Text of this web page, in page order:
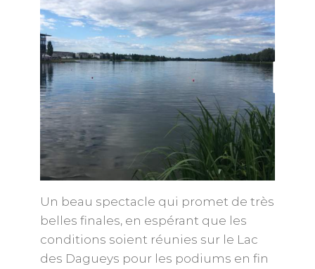
Un beau spectacle qui promet de très
belles finales, en espérant que les
conditions soient réunies sur le Lac
des Dagueys pour les podiums en fin